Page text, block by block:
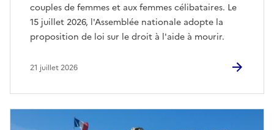
couples de femmes et aux femmes célibataires. Le
15 juillet 2026, l'Assemblée nationale adopte la
proposition de loi sur le droit à l'aide à mourir.
21 juillet 2026